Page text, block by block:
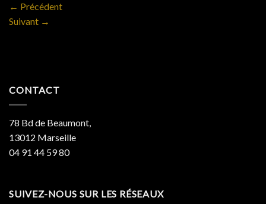
← Précédent
Suivant →
CONTACT
78 Bd de Beaumont,
13012 Marseille
04 91 44 59 80
SUIVEZ-NOUS SUR LES RÉSEAUX